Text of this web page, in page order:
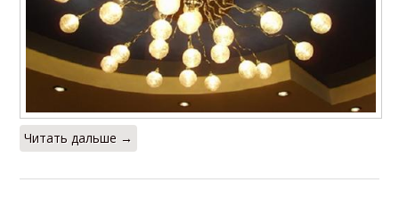
Читать дальше →